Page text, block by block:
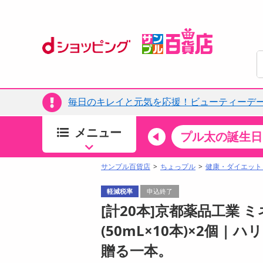
毎日のキレイと元気を応援！ビューティーデ
ちょっプルカテゴリ すべ
食品・調味料
アイス・スイーツ
メニュー
キッチン・日用品 食品 プル太の誕生
サンプル百貨店 ちょっプル 健康・ダイエッ
軽減税率 申込終了
[計20本]京都薬品工業
(50mL×10本)×2個 | ハ
贈る一本。